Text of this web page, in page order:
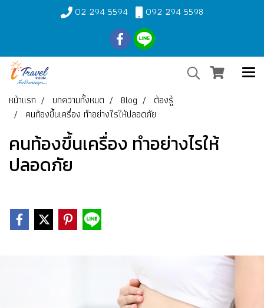
02 294 5594 092 294 5598
หน้าแรก บทความทั้งหมด Blog
ต้องรู้
คนท้องขึ้นเครื่อง ทำอย่างไรให้ปลอดภัย
คนท้องขึ้นเครื่อง ทำอย่างไรให้
ปลอดภัย